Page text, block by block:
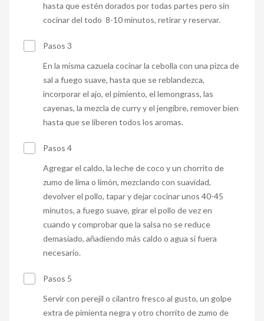
hasta que estén dorados por todas partes pero sin
cocinar del todo 8-10 minutos, retirar y reservar.
Pasos 3
En la misma cazuela cocinar la cebolla con una pizca de
sal a fuego suave, hasta que se reblandezca,
incorporar el ajo, el pimiento, el lemongrass, las
cayenas, la mezcla de curry y el jengibre, remover bien
hasta que se liberen todos los aromas.
Pasos 4
Agregar el caldo, la leche de coco y un chorrito de
zumo de lima o limón, mezclando con suavidad,
devolver el pollo, tapar y dejar cocinar unos 40-45
minutos, a fuego suave, girar el pollo de vez en
cuando y comprobar que la salsa no se reduce
demasiado, añadiendo más caldo o agua si fuera
necesario.
Pasos 5
Servir con perejil o cilantro fresco al gusto, un golpe
extra de pimienta negra y otro chorrito de zumo de